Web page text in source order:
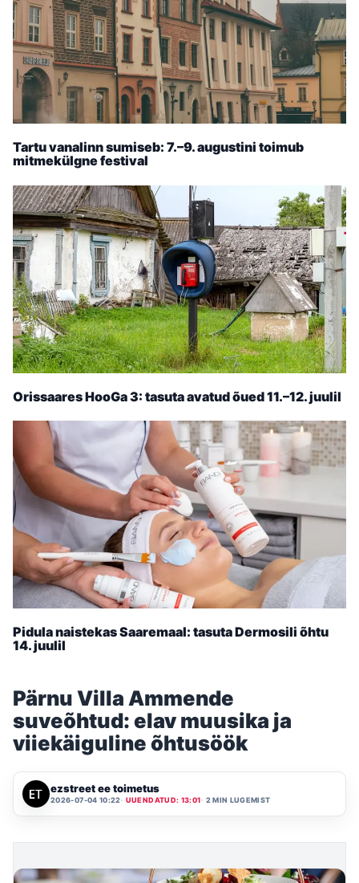
Tartu vanalinn sumiseb: 7.–9. augustini toimub
mitmekülgne festival
Orissaares HooGa 3: tasuta avatud õued 11.–12. juulil
Pidula naistekas Saaremaal: tasuta Dermosili õhtu
14. juulil
Pärnu Villa Ammende
suveõhtud: elav muusika ja
viiekäiguline õhtusöök
ezstreet ee toimetus
2026-07-04 10:22 UUENDATUD: 13:01 2 MIN LUGEMIST